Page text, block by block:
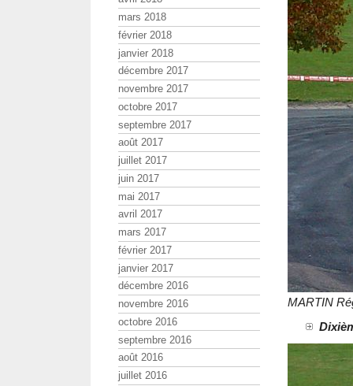
MARTIN
mars 2018
février 2018
janvier 2018
décembre 2017
novembre 2017
octobre 2017
septembre 2017
août 2017
juillet 2017
juin 2017
mai 2017
avril 2017
mars 2017
février 2017
janvier 2017
décembre 2016
novembre 2016
octobre 2016
septembre 2016
août 2016
juillet 2016